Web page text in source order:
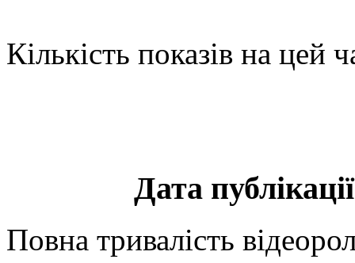
Кількість показів на цей
Дата
Повна тривалість